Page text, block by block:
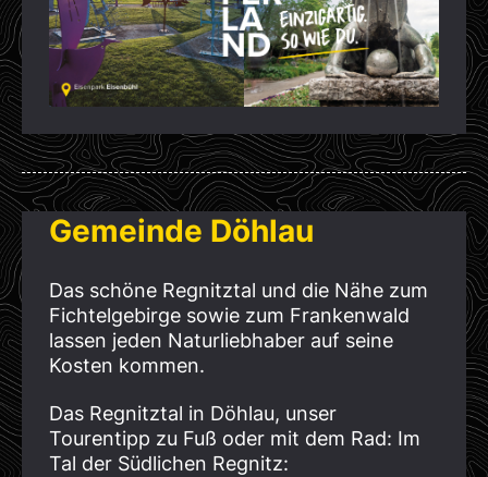
Gemeinde Döhlau
Das schöne Regnitztal und die Nähe zum
Fichtelgebirge sowie zum Frankenwald
lassen jeden Naturliebhaber auf seine
Kosten kommen.
Das Regnitztal in Döhlau, unser
Tourentipp zu Fuß oder mit dem Rad: Im
Tal der Südlichen Regnitz: